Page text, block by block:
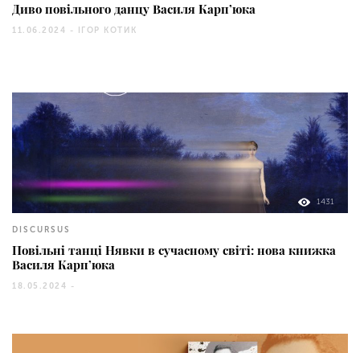
Диво повільного данцу Василя Карп’юка
11.06.2024 - ІГОР КОТИК
1431
DISCURSUS
Повільні танці Нявки в сучасному світі: нова книжка
Василя Карп’юка
18.05.2024 -